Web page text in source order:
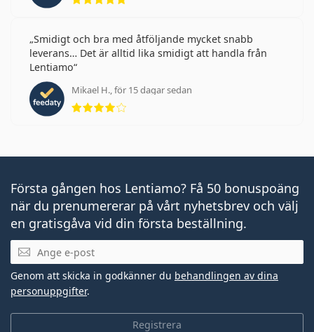
Smidigt och bra med åtföljande mycket snabb
leverans… Det är alltid lika smidigt att handla från
Lentiamo
Mikael H., för 15 dagar sedan
Betyg 4 av 5
Första gången hos Lentiamo? Få 50 bonuspoäng
när du prenumererar på vårt nyhetsbrev och välj
en gratisgåva vid din första beställning.
Mejladress
Registrera
Genom att skicka in godkänner du behandlingen av dina
personuppgifter.